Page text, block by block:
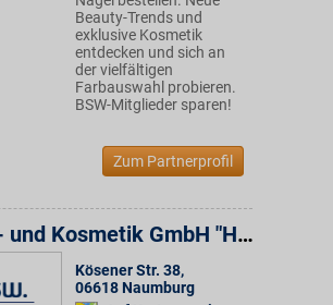
Beauty-Trends und
exklusive Kosmetik
entdecken und sich an
der vielfältigen
Farbauswahl probieren.
BSW-Mitglieder sparen!
Zum Partnerprofil
Friseur- und Kosmetik GmbH "Haarpflege"
Kösener Str. 38,
06618 Naumburg